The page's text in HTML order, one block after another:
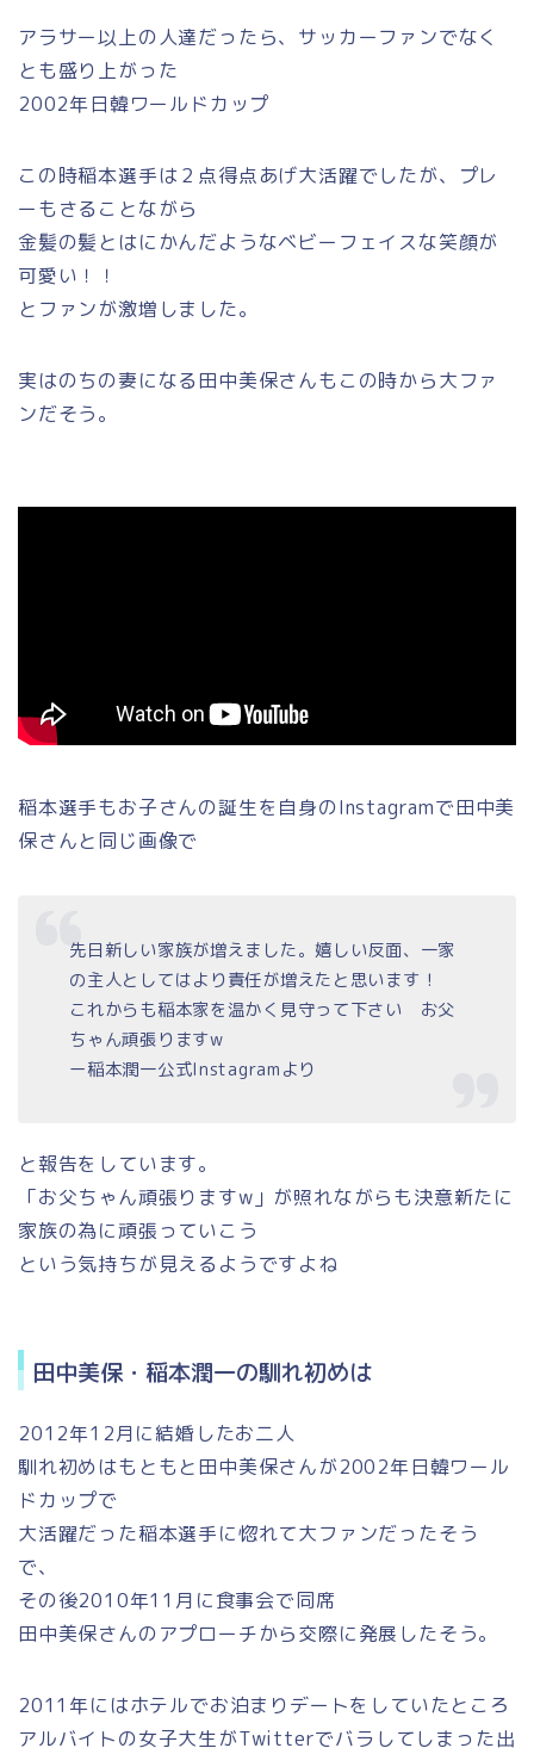
アラサー以上の人達だったら、サッカーファンでなく
とも盛り上がった
2002年日韓ワールドカップ
この時稲本選手は２点得点あげ大活躍でしたが、プレ
ーもさることながら
金髪の髪とはにかんだようなベビーフェイスな笑顔が
可愛い！！
とファンが激増しました。
実はのちの妻になる田中美保さんもこの時から大ファ
ンだそう。
稲本選手もお子さんの誕生を自身のInstagramで田中美
保さんと同じ画像で
先日新しい家族が増えました。嬉しい反面、一家
の主人としてはより責任が増えたと思います！
これからも稲本家を温かく見守って下さい お父
ちゃん頑張りますw
ー稲本潤一公式Instagramより
と報告をしています。
「お父ちゃん頑張りますw」が照れながらも決意新たに
家族の為に頑張っていこう
という気持ちが見えるようですよね
田中美保・稲本潤一の馴れ初めは
2012年12月に結婚したお二人
馴れ初めはもともと田中美保さんが2002年日韓ワール
ドカップで
大活躍だった稲本選手に惚れて大ファンだったそう
で、
その後2010年11月に食事会で同席
田中美保さんのアプローチから交際に発展したそう。
2011年にはホテルでお泊まりデートをしていたところ
アルバイトの女子大生がTwitterでバラしてしまった出